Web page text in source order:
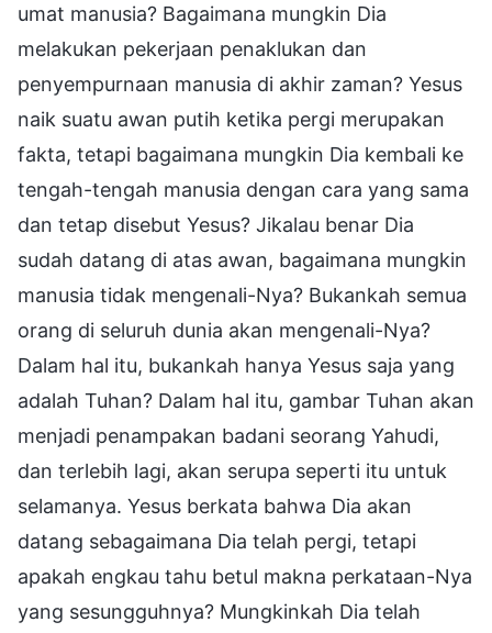
umat manusia? Bagaimana mungkin Dia
melakukan pekerjaan penaklukan dan
penyempurnaan manusia di akhir zaman? Yesus
naik suatu awan putih ketika pergi merupakan
fakta, tetapi bagaimana mungkin Dia kembali ke
tengah-tengah manusia dengan cara yang sama
dan tetap disebut Yesus? Jikalau benar Dia
sudah datang di atas awan, bagaimana mungkin
manusia tidak mengenali-Nya? Bukankah semua
orang di seluruh dunia akan mengenali-Nya?
Dalam hal itu, bukankah hanya Yesus saja yang
adalah Tuhan? Dalam hal itu, gambar Tuhan akan
menjadi penampakan badani seorang Yahudi,
dan terlebih lagi, akan serupa seperti itu untuk
selamanya. Yesus berkata bahwa Dia akan
datang sebagaimana Dia telah pergi, tetapi
apakah engkau tahu betul makna perkataan-Nya
yang sesungguhnya? Mungkinkah Dia telah